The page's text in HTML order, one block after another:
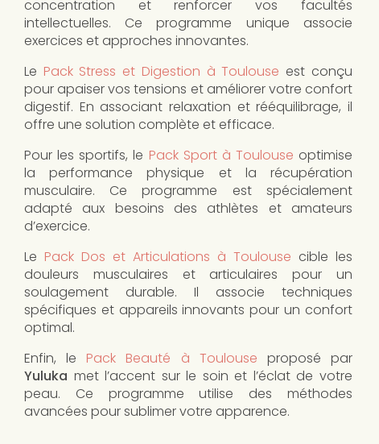
concentration et renforcer vos facultés
intellectuelles. Ce programme unique associe
exercices et approches innovantes.
Le Pack Stress et Digestion à Toulouse est conçu
pour apaiser vos tensions et améliorer votre confort
digestif. En associant relaxation et rééquilibrage, il
offre une solution complète et efficace.
Pour les sportifs, le Pack Sport à Toulouse optimise
la performance physique et la récupération
musculaire. Ce programme est spécialement
adapté aux besoins des athlètes et amateurs
d’exercice.
Le Pack Dos et Articulations à Toulouse cible les
douleurs musculaires et articulaires pour un
soulagement durable. Il associe techniques
spécifiques et appareils innovants pour un confort
optimal.
Enfin, le Pack Beauté à Toulouse proposé par
Yuluka met l’accent sur le soin et l’éclat de votre
peau. Ce programme utilise des méthodes
avancées pour sublimer votre apparence.